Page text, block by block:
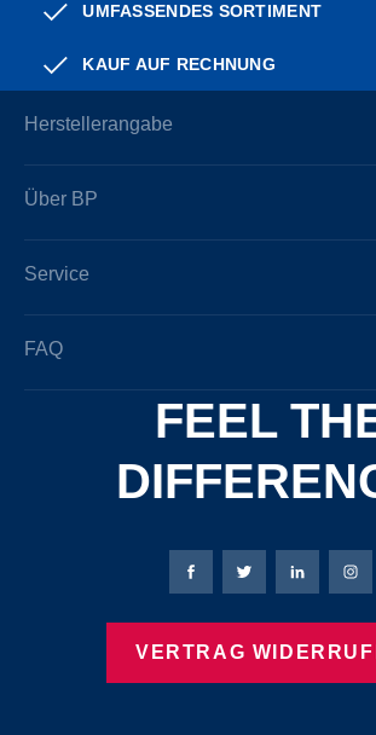
UMFASSENDES SORTIMENT
KAUF AUF RECHNUNG
Herstellerangabe
Über BP
Service
FAQ
FEEL
Bierbaum-Proenen
Bierbaum-
VERTRAG